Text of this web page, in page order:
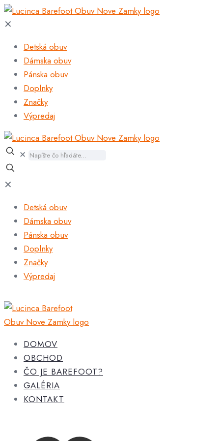
✕
Detská obuv
Dámska obuv
Pánska obuv
Doplnky
Značky
Výpredaj
✕
✕
Detská obuv
Dámska obuv
Pánska obuv
Doplnky
Značky
Výpredaj
DOMOV
OBCHOD
ČO JE BAREFOOT?
GALÉRIA
KONTAKT